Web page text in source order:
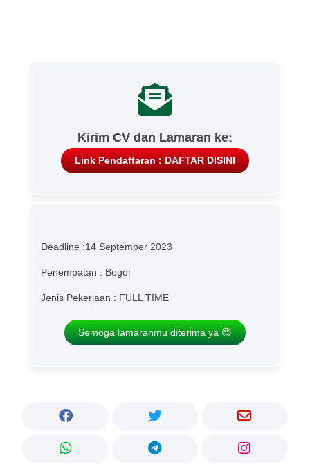
Kirim CV dan Lamaran ke:
Link Pendaftaran : DAFTAR DISINI
Deadline :14 September 2023
Penempatan : Bogor
Jenis Pekerjaan : FULL TIME
Semoga lamaranmu diterima ya 😍